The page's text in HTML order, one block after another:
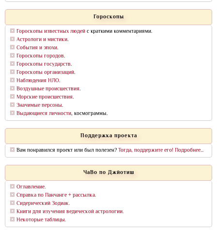
Гороскопы
Гороскопы известных людейс краткими комментариями.
Астрологи и мистики.
События и эпохи.
Гороскопы городов.
Гороскопы государств.
Гороскопы организаций.
Наблюдения НЛО.
Воздушные происшествия.
Морские происшествия.
Значимые персоны.
Выдающиеся личности, космограммы.
Поддержка проекта
Вам понравился проект или был полезен?Тогда, поддержите его! Подробнее...
ЧаВо по Джйотиш
Оглавление.
Справка по Панчанге + рассылка.
Сидерический Зодиак.
Книги для изучения ведической астрологии.
Некоторые таблицы.